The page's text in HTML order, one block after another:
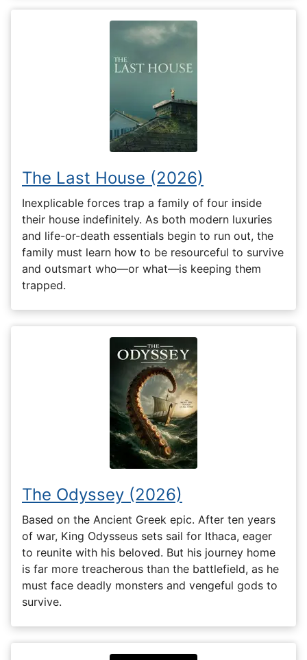
The Last House (2026)
Inexplicable forces trap a family of four inside
their house indefinitely. As both modern luxuries
and life-or-death essentials begin to run out, the
family must learn how to be resourceful to survive
and outsmart who—or what—is keeping them
trapped.
The Odyssey (2026)
Based on the Ancient Greek epic. After ten years
of war, King Odysseus sets sail for Ithaca, eager
to reunite with his beloved. But his journey home
is far more treacherous than the battlefield, as he
must face deadly monsters and vengeful gods to
survive.